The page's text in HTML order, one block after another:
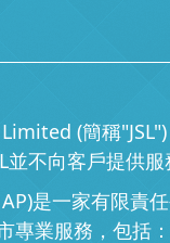
(簡稱
並不向客戶提
是一家有限責
專業服務，包括